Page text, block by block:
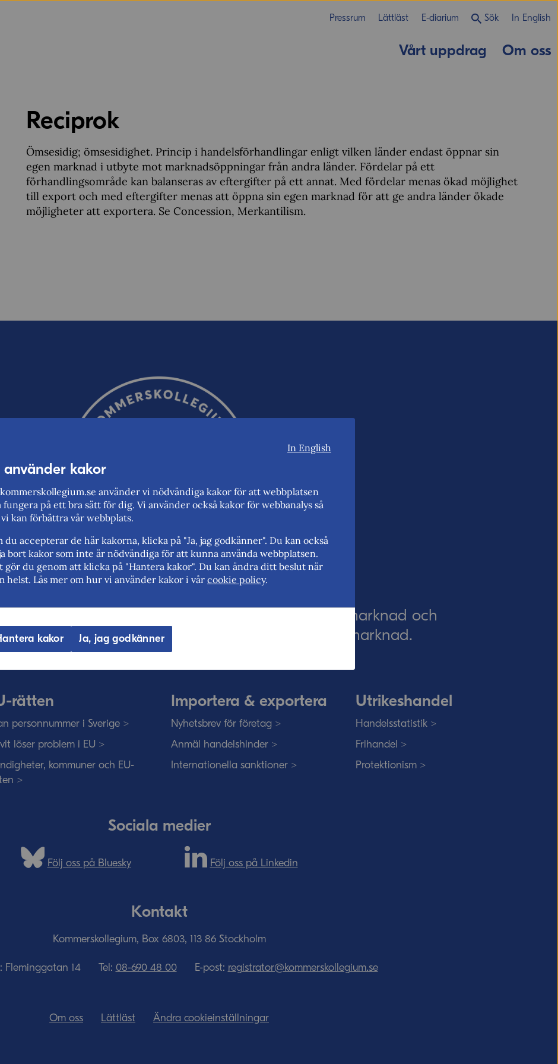
Pressrum Lättläst E-diarium Sök In English
Vårt uppdrag Om oss
Reciprok
Ömsesidig; ömsesidighet. Princip i handelsförhandlingar enligt vilken länder endast öppnar sin
egen marknad i utbyte mot marknadsöppningar från andra länder. Fördelar på ett
förhandlingsområde kan balanseras av eftergifter på ett annat. Med fördelar menas ökad möjlighet
till export och med eftergifter menas att öppna sin egen marknad för att ge andra länder ökade
möjligheter att exportera. Se Concession, Merkantilism.
– Sveriges myndighet för utrikeshandel, EU:s inre marknad och
för frihandel och för fri rörlighet på EU:s inre marknad.
rätten
personnummer i Sverige >
löser problem i EU >
kommuner och EU-
>
Importera & exportera
Nyhetsbrev för företag >
Anmäl handelshinder >
Internationella sanktioner >
Utrikeshandel
Handelsstatistik >
Frihandel >
Protektionism >
Sociala medier
Följ oss på Bluesky Följ oss på Linkedin
Kontakt
Kommerskollegium, Box 6803, 113 86 Stockholm
Fleminggatan 14 Tel: 08-690­ 48­ 00 E-post: registrator@kommerskollegium.se
Om oss Lättläst Ändra cookieinställningar
In English
använder kakor
kommerskollegium.se använder vi nödvändiga kakor för att webbplatsen
fungera på ett bra sätt för dig. Vi använder också kakor för webbanalys så
kan förbättra vår webbplats.
du accepterar de här kakorna, klicka på "Ja, jag godkänner". Du kan också
bort kakor som inte är nödvändiga för att kunna använda webbplatsen.
gör du genom att klicka på "Hantera kakor". Du kan ändra ditt beslut när
helst. Läs mer om hur vi använder kakor i vår cookie policy.
kakor Ja, jag godkänner